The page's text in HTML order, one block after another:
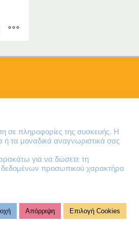
σε πληροφορίες της συσκευής. Η
τα μοναδικά αναγνωριστικά σας
για να δώσετε τη
δεδομένων προσωπικού χαρακτήρα
Απόρριψη Επιλογή Cookies